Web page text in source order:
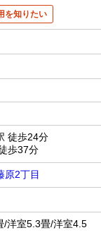
を知りたい
徒歩24分
歩37分
原2丁目
/洋室5.3畳/洋室4.5